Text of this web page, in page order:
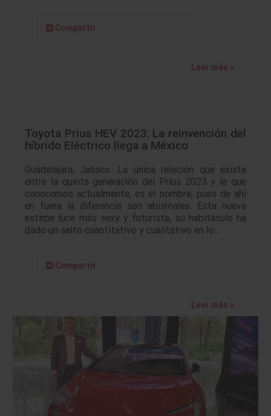
Compartir
Leer más »
Toyota Prius HEV 2023: La reinvención del
híbrido Eléctrico llega a México
Guadalajara, Jalisco. La única relación que existe
entre la quinta generación del Prius 2023 y la que
conocemos actualmente, es el nombre, pues de ahí
en fuera la diferencia son abismales. Esta nueva
estirpe luce más sexy y futurista, su habitáculo ha
dado un salto cuantitativo y cualitativo en lo…
Compartir
Leer más »